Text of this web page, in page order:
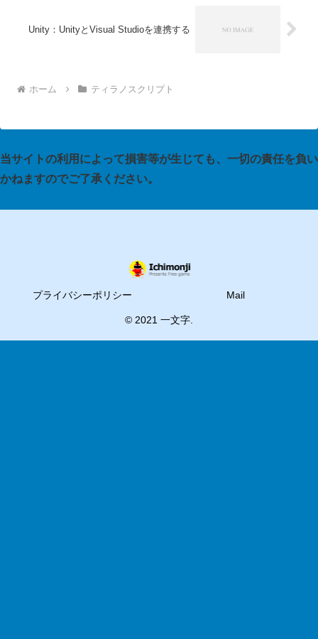
Unity：UnityとVisual Studioを連携する
ホーム ティラノスクリプト
当サイトの利用によって損害等が生じても、一切の責任を負い
かねますのでご了承ください。
プライバシーポリシー Mail
© 2021 一文字.